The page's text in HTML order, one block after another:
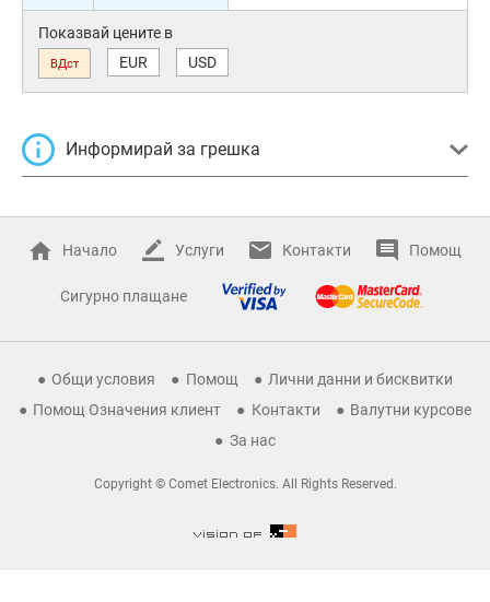
Показвай цените в
ВДст EUR USD
Информирай за грешка
Начало Услуги Контакти Помощ
Сигурно плащане
Общи условия Помощ
Лични данни и бисквитки
Помощ Означения клиент
Контакти
Валутни курсове
За нас
Copyright © Comet Electronics. All Rights Reserved.